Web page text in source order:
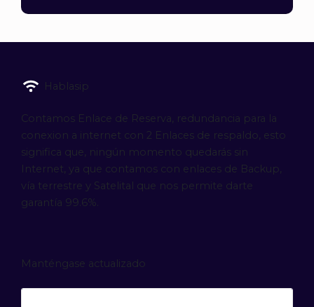
Hablasip
Contamos Enlace de Reserva, redundancia para la
conexion a internet con 2 Enlaces de respaldo, esto
significa que, ningún momento quedarás sin
Internet, ya que contamos con enlaces de Backup,
vía terrestre y Satelital que nos permite darte
garantía 99.6%.
Manténgase actualizado